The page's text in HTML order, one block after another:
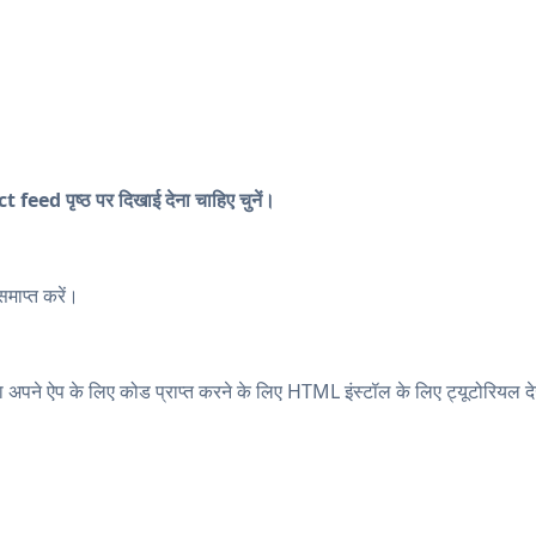
पृष्ठ पर दिखाई देना चाहिए चुनें।
करें।
ऐप के लिए कोड प्राप्त करने के लिए HTML इंस्टॉल के लिए ट्यूटोरियल